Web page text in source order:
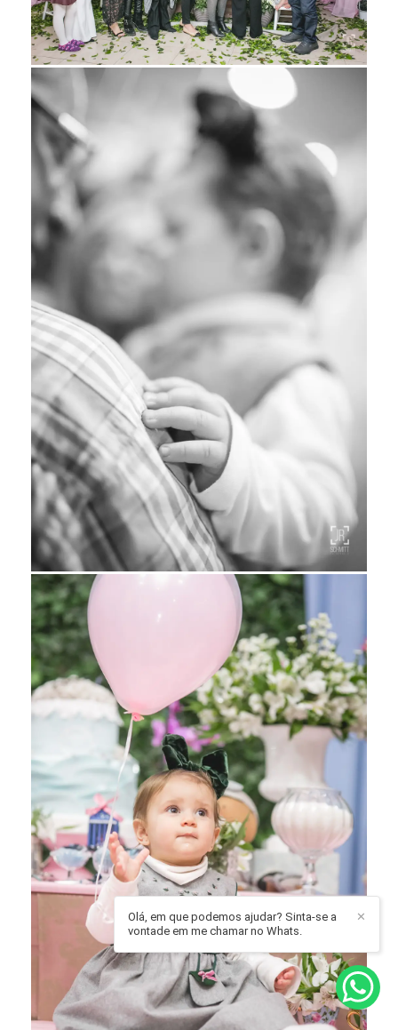
✕
Olá, em que podemos ajudar? Sinta-se a
vontade em me chamar no Whats.